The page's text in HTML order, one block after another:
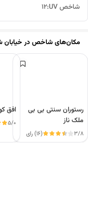
شاخص UV: 12
مکان‌های شاخص در
رستوران سنتی بی بی
ملک ناز
3/8 (16) رای
افق
5/0